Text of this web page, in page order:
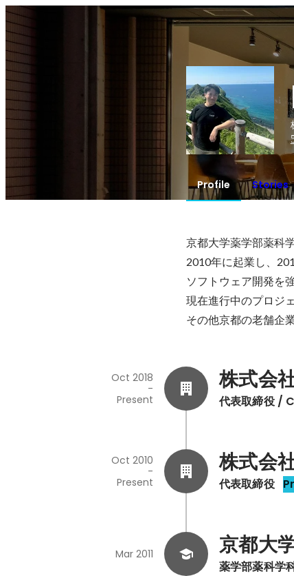
Profile Stories
京都大学薬学部薬科
2010年に起業し、
ソフトウェア開発を
現在進行中のプロジ
その他京都の老舗企
株式会
代表取締役 /
Oct 2018
-
Present
株式会
代表取締役
Oct 2010
-
Present
京都大
薬学部薬科学
Mar 2011